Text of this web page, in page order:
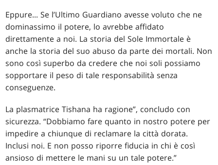
Eppure... Se l’Ultimo Guardiano avesse voluto che ne
dominassimo il potere, lo avrebbe affidato
direttamente a noi. La storia del Sole Immortale è
anche la storia del suo abuso da parte dei mortali. Non
sono così superbo da credere che noi soli possiamo
sopportare il peso di tale responsabilità senza
conseguenze.
La plasmatrice Tishana ha ragione”, concludo con
sicurezza. “Dobbiamo fare quanto in nostro potere per
impedire a chiunque di reclamare la città dorata.
Inclusi noi. E non posso riporre fiducia in chi è così
ansioso di mettere le mani su un tale potere.”